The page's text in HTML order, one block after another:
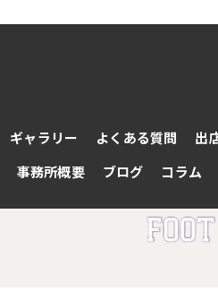
ギャラリー よくある質問 出
事務所概要 ブログ コラム